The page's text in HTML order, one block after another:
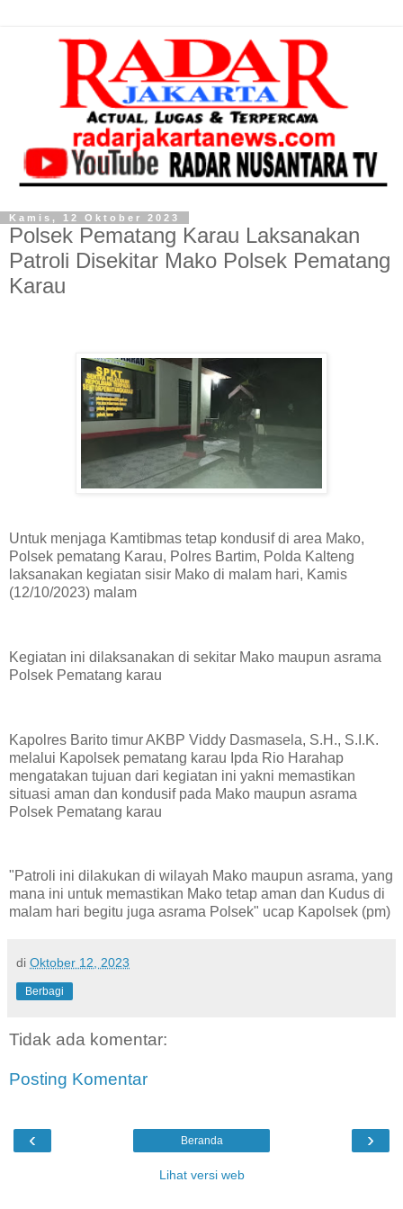
Kamis, 12 Oktober 2023
Polsek Pematang Karau Laksanakan
Patroli Disekitar Mako Polsek Pematang
Karau
Untuk menjaga Kamtibmas tetap kondusif di area Mako,
Polsek pematang Karau, Polres Bartim, Polda Kalteng
laksanakan kegiatan sisir Mako di malam hari, Kamis
(12/10/2023) malam
Kegiatan ini dilaksanakan di sekitar Mako maupun asrama
Polsek Pematang karau
Kapolres Barito timur AKBP Viddy Dasmasela, S.H., S.I.K.
melalui Kapolsek pematang karau Ipda Rio Harahap
mengatakan tujuan dari kegiatan ini yakni memastikan
situasi aman dan kondusif pada Mako maupun asrama
Polsek Pematang karau
"Patroli ini dilakukan di wilayah Mako maupun asrama, yang
mana ini untuk memastikan Mako tetap aman dan Kudus di
malam hari begitu juga asrama Polsek" ucap Kapolsek (pm)
di Oktober 12, 2023
Berbagi
Tidak ada komentar:
Posting Komentar
‹ ›
Beranda
Lihat versi web